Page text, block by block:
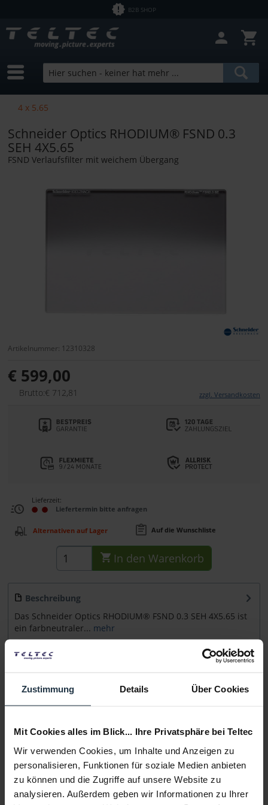
Zustimmung Details Über Cookies
Mit Cookies alles im Blick... Ihre Privatsphäre bei Teltec
Wir verwenden Cookies, um Inhalte und Anzeigen zu
personalisieren, Funktionen für soziale Medien anbieten
zu können und die Zugriffe auf unsere Website zu
analysieren. Außerdem geben wir Informationen zu Ihrer
B2B SHOP
4 x 5.65
Schneider Optics RHODIUM® FSND 0.3
SEH 4X5.65
FSND Verlaufsfilter mit weichem Übergang
Artikelnummer: 12310328
€ 599,00
Brutto:€ 712,81 zzgl. Versandkosten
Lieferzeit:
Liefertermin bitte anfragen
Alternativen auf Lager Auf die Wunschliste
In den Warenkorb
Beschreibung
Das Schneider Optics RHODIUM® FSND 0.3 SEH 4X5.65 ist
ein farbneutraler... mehr
Beratung
Infos zu Hersteller & Produktsicherheit
Folgende Infos zum Hersteller sind verfübar......mehr
Weitere Artikel von Schneider Kreuznach ansehen